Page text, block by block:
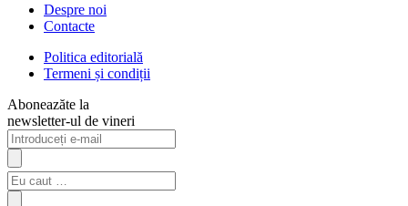
Despre noi
Contacte
Politica editorială
Termeni și condiții
Aboneazăte la
newsletter-ul de vineri